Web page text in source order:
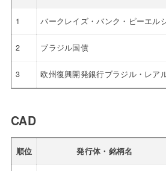
1 バークレイズ・バンク・ピーエル
2 ブラジル国債
3 欧州復興開発銀行ブラジル・レア
CAD
順位 発行体・銘柄名